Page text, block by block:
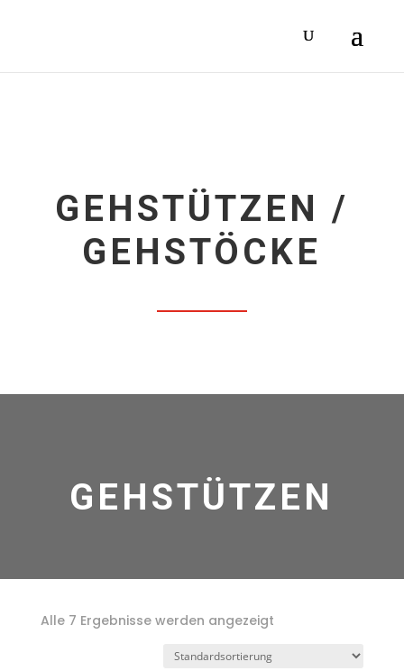
GEHSTÜTZEN /
GEHSTÖCKE
GEHSTÜTZEN
Alle 7 Ergebnisse werden angezeigt